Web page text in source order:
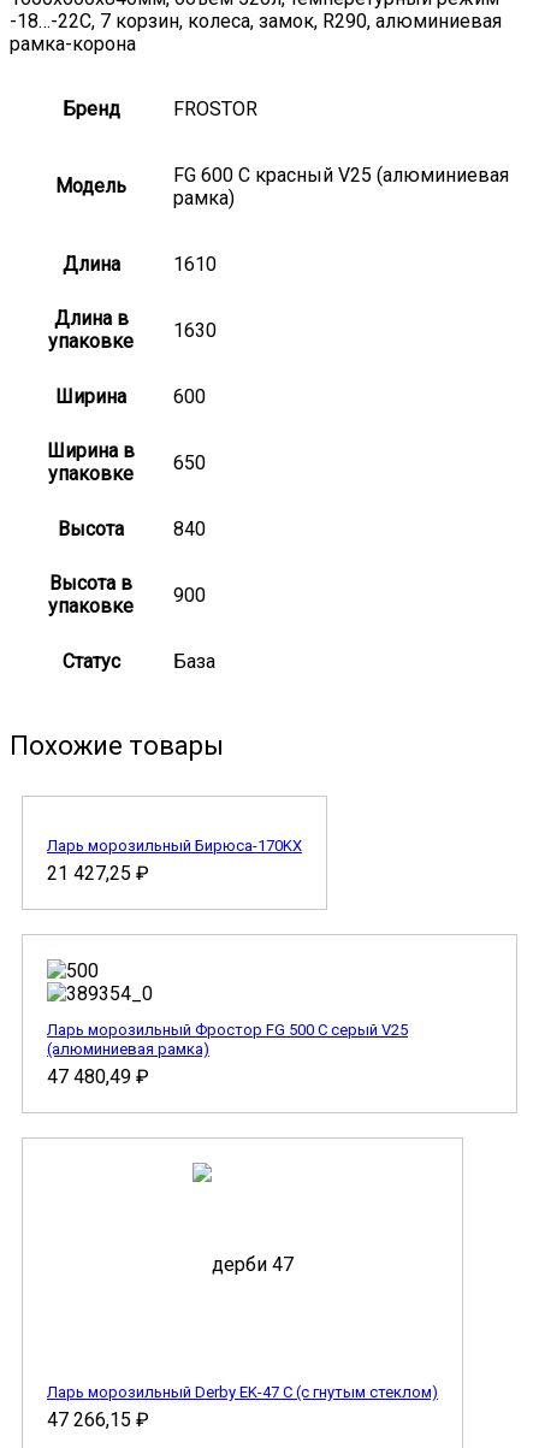
-18…-22С, 7 корзин, колеса, замок, R290, алюминиевая
рамка-корона
Бренд FROSTOR
Модель
FG 600 С красный V25 (алюминиевая
рамка)
Длина 1610
Длина в
упаковке
1630
Ширина 600
Ширина в
упаковке
650
Высота 840
Высота в
упаковке
900
Статус База
Похожие товары
Ларь морозильный Бирюса-170KX
21 427,25 ₽
Ларь морозильный Фростор FG 500 C серый V25
(алюминиевая рамка)
47 480,49 ₽
Ларь морозильный Derby EK-47 C (с гнутым стеклом)
47 266,15 ₽